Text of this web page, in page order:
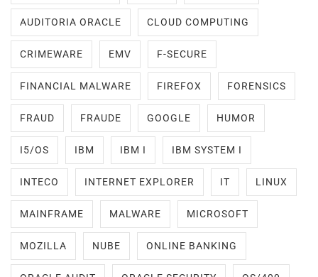
AUDITORIA ORACLE CLOUD COMPUTING
CRIMEWARE EMV F-SECURE
FINANCIAL MALWARE FIREFOX FORENSICS
FRAUD FRAUDE GOOGLE HUMOR
I5/OS IBM IBM I IBM SYSTEM I
INTECO INTERNET EXPLORER IT LINUX
MAINFRAME MALWARE MICROSOFT
MOZILLA NUBE ONLINE BANKING